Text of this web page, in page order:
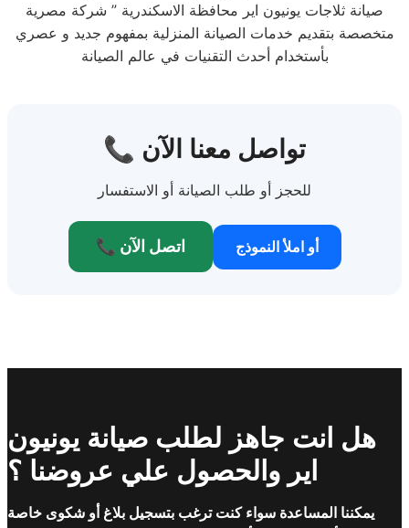
صيانة ثلاجات يونيون اير محافظة الاسكندرية ” شركة مصرية
متخصصة بتقديم خدمات الصيانة المنزلية بمفهوم جديد و عصري
بأستخدام أحدث التقنيات في عالم الصيانة
📞 تواصل معنا الآن
للحجز أو طلب الصيانة أو الاستفسار
📞 اتصل الآن أو املأ النموذج
هل انت جاهز لطلب صيانة يونيون
اير والحصول علي عروضنا ؟
يمكننا المساعدة سواء كنت ترغب بتسجيل بلاغ أو شكوى خاصة